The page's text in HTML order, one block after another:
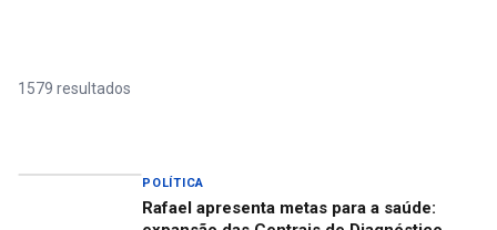
1579 resultados
POLÍTICA
Rafael apresenta metas para a saúde: